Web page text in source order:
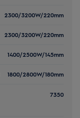
2300/3200W/220mm
2300/3200W/220mm
1400/2500W/145mm
1800/2800W/180mm
7350